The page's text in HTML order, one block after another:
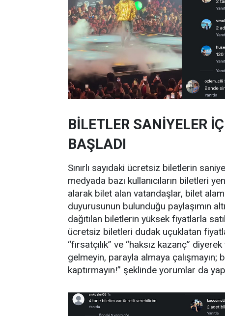
BİLETLER SANİYELER
BAŞLADI
Sınırlı sayıdaki ücretsiz biletlerin
medyada bazı kullanıcıların biletleri
alarak bilet alan vatandaşlar, bilet
duyurusunun bulunduğu paylaşımın
dağıtılan biletlerin yüksek fiyatlarla
ücretsiz biletleri dudak uçuklatan
“fırsatçılık” ve “haksız kazanç”
gelmeyin, parayla almaya çalışmayın;
kaptırmayın!” şeklinde yorumlar da